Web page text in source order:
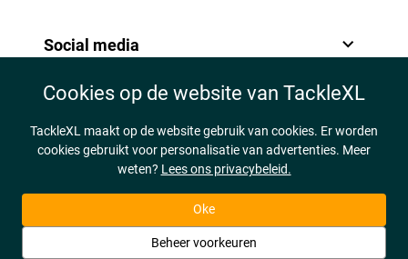
Social media
Cookies op de website van TackleXL
TackleXL maakt op de website gebruik van cookies. Er worden
cookies gebruikt voor personalisatie van advertenties. Meer
weten? Lees ons privacybeleid.
Oke
Beheer voorkeuren